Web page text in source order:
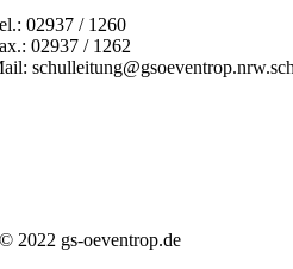
02937 / 1260
02937 / 1262
© 2022 gs-oeventrop.de